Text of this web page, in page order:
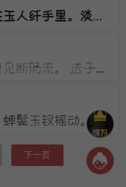
玉房金蕊，宜在玉人纤手里。淡月朦胧，更有微微弄袖风。温香熟美，醉慢云鬟垂两耳。多谢春工，不是花红是玉红。
常经绝脉塞，复见断肠流。 送子成今别，令人起昔愁。 陇云晴半雨，边草夏先秋。 万里长城寄，无贻汉国忧。
捍拨双盘金凤，蝉鬓玉钗摇动。画堂前，人不语，弦解语。弹到昭君怨处，翠蛾愁，不抬头。
下一页